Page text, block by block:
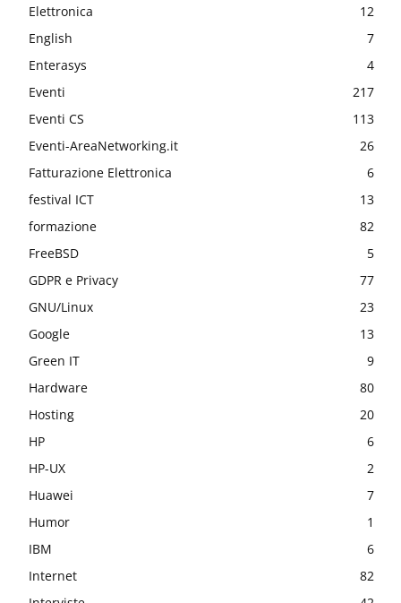
Elettronica
12
English
7
Enterasys
4
Eventi
217
Eventi CS
113
Eventi-AreaNetworking.it
26
Fatturazione Elettronica
6
festival ICT
13
formazione
82
FreeBSD
5
GDPR e Privacy
77
GNU/Linux
23
Google
13
Green IT
9
Hardware
80
Hosting
20
HP
6
HP-UX
2
Huawei
7
Humor
1
IBM
6
Internet
82